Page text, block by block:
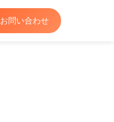
お問い合わせ